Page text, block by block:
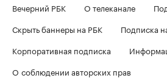
Вечерний РБК
О телеканале
Скрыть баннеры на РБК
Подписка
Корпоративная подписка
О соблюдении авторских прав